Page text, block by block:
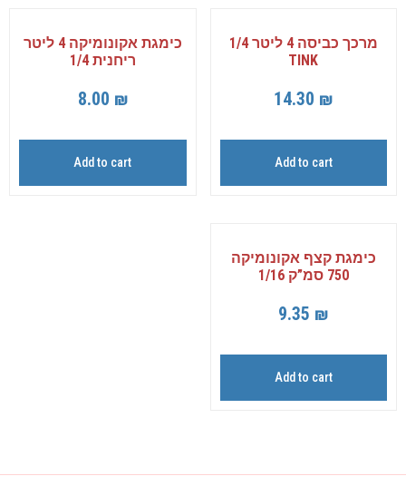
מרכך כביסה 4 ליטר 1/4
TINK
14.30 ₪
Add to cart
כימגת אקונומיקה 4 ליטר
ריחנית 1/4
8.00 ₪
Add to cart
כימגת קצף אקונומיקה
750 סמ”ק 1/16
9.35 ₪
Add to cart